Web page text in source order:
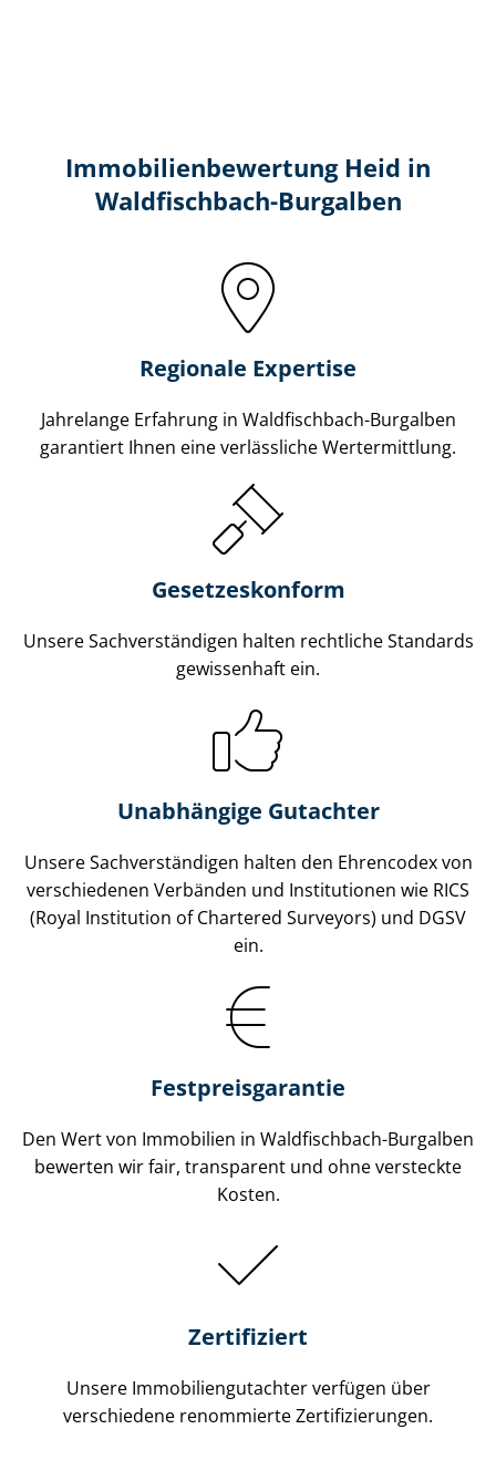
Immobilien­bewertung Heid in
Waldfischbach-Burgalben
Regionale Expertise
Jahrelange Erfahrung in Waldfischbach-Burgalben
garantiert Ihnen eine verlässliche Wertermittlung.
Gesetzes­konform
Unsere Sach­ver­stän­di­gen halten rechtliche Standards
gewissenhaft ein.
Unabhängige Gutachter
Unsere Sach­ver­stän­di­gen halten den Ehrencodex von
verschiedenen Verbänden und Institutionen wie RICS
(Royal Institution of Chartered Surveyors) und DGSV
ein.
Festpreis​garantie
Den Wert von Immobilien in Waldfischbach-Burgalben
bewerten wir fair, transparent und ohne versteckte
Kosten.
Zertifiziert
Unsere Immobilien­gutachter verfügen über
verschiedene renommierte Zer­ti­fi­zie­run­gen.